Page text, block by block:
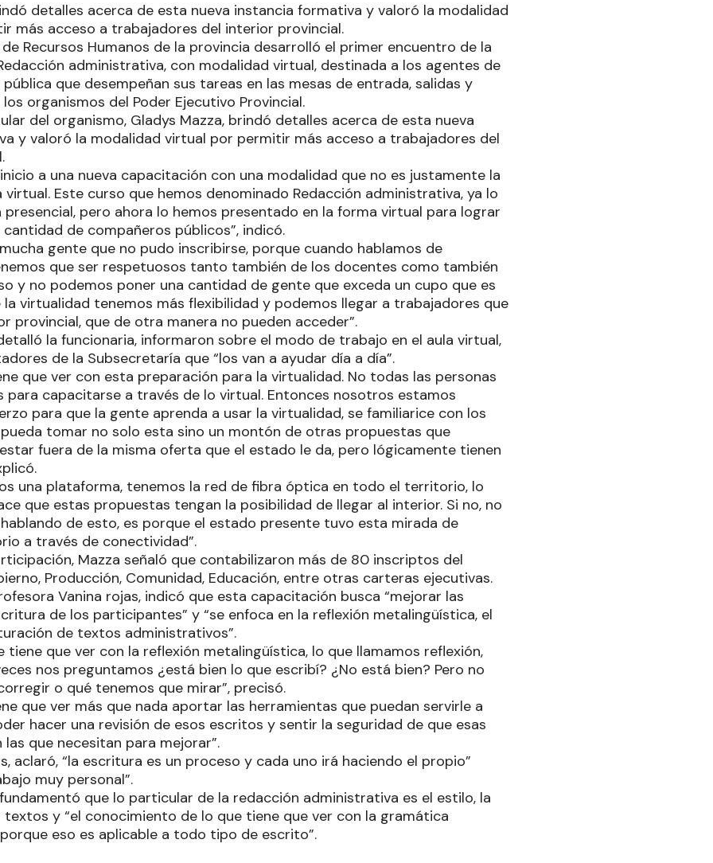
detalles acerca de esta nueva instancia formativa y valoró la modalidad
más acceso a trabajadores del interior provincial.
Recursos Humanos de la provincia desarrolló el primer encuentro de la
administrativa, con modalidad virtual, destinada a los agentes de
que desempeñan sus tareas en las mesas de entrada, salidas y
organismos del Poder Ejecutivo Provincial.
del organismo, Gladys Mazza, brindó detalles acerca de esta nueva
y valoró la modalidad virtual por permitir más acceso a trabajadores del
a una nueva capacitación con una modalidad que no es justamente la
virtual. Este curso que hemos denominado Redacción administrativa, ya lo
presencial, pero ahora lo hemos presentado en la forma virtual para lograr
de compañeros públicos”, indicó.
gente que no pudo inscribirse, porque cuando hablamos de
que ser respetuosos tanto también de los docentes como también
y no podemos poner una cantidad de gente que exceda un cupo que es
la virtualidad tenemos más flexibilidad y podemos llegar a trabajadores que
provincial, que de otra manera no pueden acceder”.
la funcionaria, informaron sobre el modo de trabajo en el aula virtual,
de la Subsecretaría que “los van a ayudar día a día”.
que ver con esta preparación para la virtualidad. No todas las personas
para capacitarse a través de lo virtual. Entonces nosotros estamos
para que la gente aprenda a usar la virtualidad, se familiarice con los
tomar no solo esta sino un montón de otras propuestas que
fuera de la misma oferta que el estado le da, pero lógicamente tienen
una plataforma, tenemos la red de fibra óptica en todo el territorio, lo
que estas propuestas tengan la posibilidad de llegar al interior. Si no, no
de esto, es porque el estado presente tuvo esta mirada de
a través de conectividad”.
Mazza señaló que contabilizaron más de 80 inscriptos del
Producción, Comunidad, Educación, entre otras carteras ejecutivas.
Vanina rojas, indicó que esta capacitación busca “mejorar las
de los participantes” y “se enfoca en la reflexión metalingüística, el
de textos administrativos”.
tiene que ver con la reflexión metalingüística, lo que llamamos reflexión,
nos preguntamos ¿está bien lo que escribí? ¿No está bien? Pero no
o qué tenemos que mirar”, precisó.
que ver más que nada aportar las herramientas que puedan servirle a
hacer una revisión de esos escritos y sentir la seguridad de que esas
que necesitan para mejorar”.
aclaró, “la escritura es un proceso y cada uno irá haciendo el propio”
muy personal”.
que lo particular de la redacción administrativa es el estilo, la
y “el conocimiento de lo que tiene que ver con la gramática
eso es aplicable a todo tipo de escrito”.